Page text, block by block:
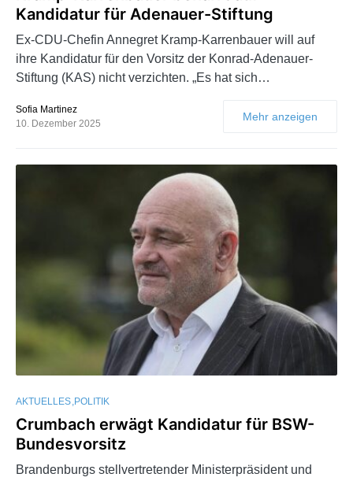
Kandidatur für Adenauer-Stiftung
Ex-CDU-Chefin Annegret Kramp-Karrenbauer will auf
ihre Kandidatur für den Vorsitz der Konrad-Adenauer-
Stiftung (KAS) nicht verzichten. „Es hat sich…
Sofia Martinez
10. Dezember 2025
Mehr anzeigen
AKTUELLES POLITIK
Crumbach erwägt Kandidatur für BSW-
Bundesvorsitz
Brandenburgs stellvertretender Ministerpräsident und